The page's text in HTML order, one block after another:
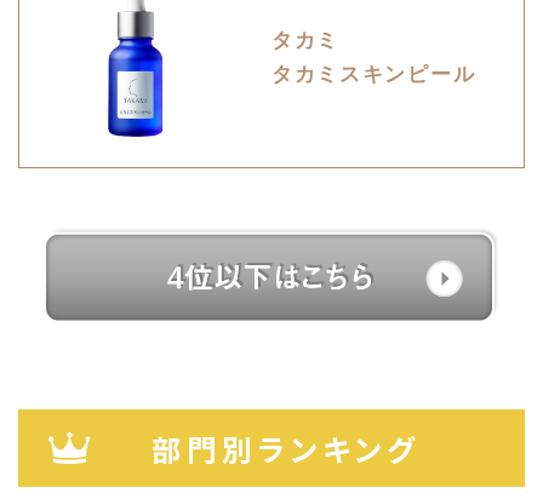
タカミ
タカミスキンピール
部門別ランキング